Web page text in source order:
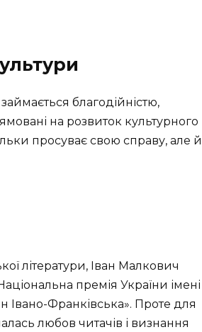
благодійністю,
на розвиток культурного
просуває свою справу, але й
літератури, Іван Малкович
премія України імені
Франківська». Проте для
любов читачів і визнання